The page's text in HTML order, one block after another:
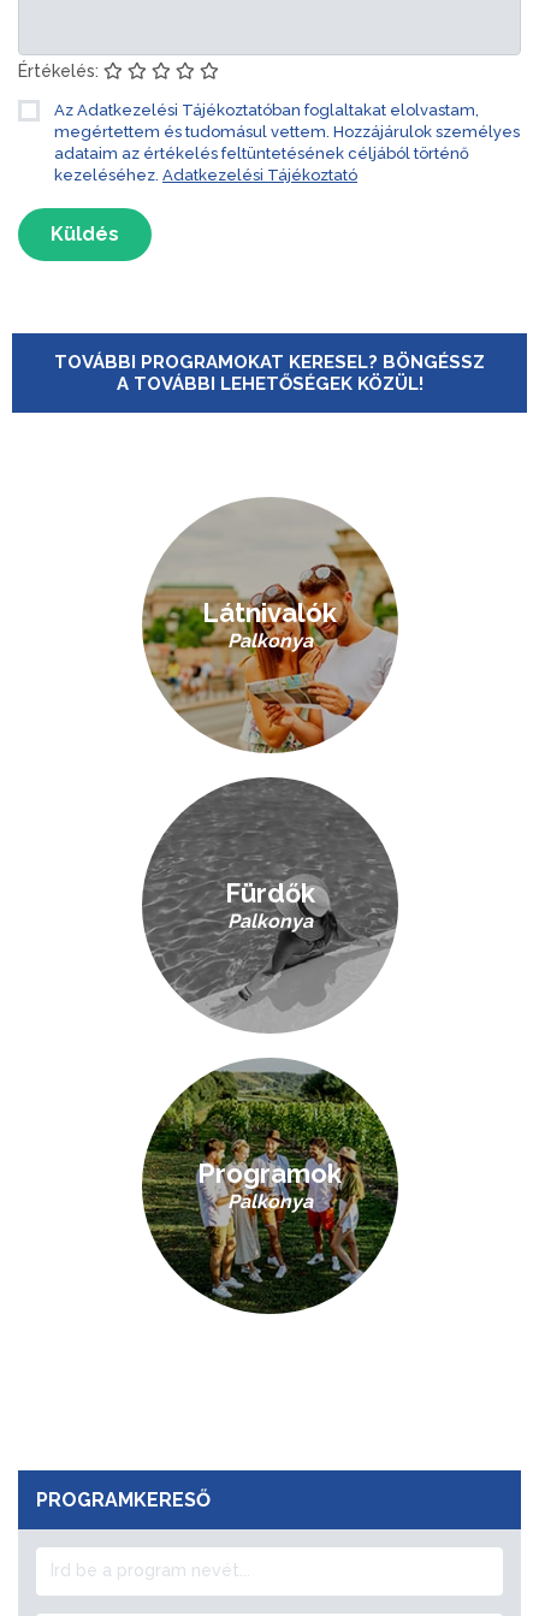
Értékelés:
Az Adatkezelési Tájékoztatóban foglaltakat elolvastam,
megértettem és tudomásul vettem. Hozzájárulok személyes
adataim az értékelés feltüntetésének céljából történő
kezeléséhez. Adatkezelési Tájékoztató
Küldés
TOVÁBBI PROGRAMOKAT KERESEL? BÖNGÉSSZ
A TOVÁBBI LEHETŐSÉGEK KÖZÜL!
Látnivalók
Palkonya
Fürdők
Palkonya
Programok
Palkonya
PROGRAMKERESŐ